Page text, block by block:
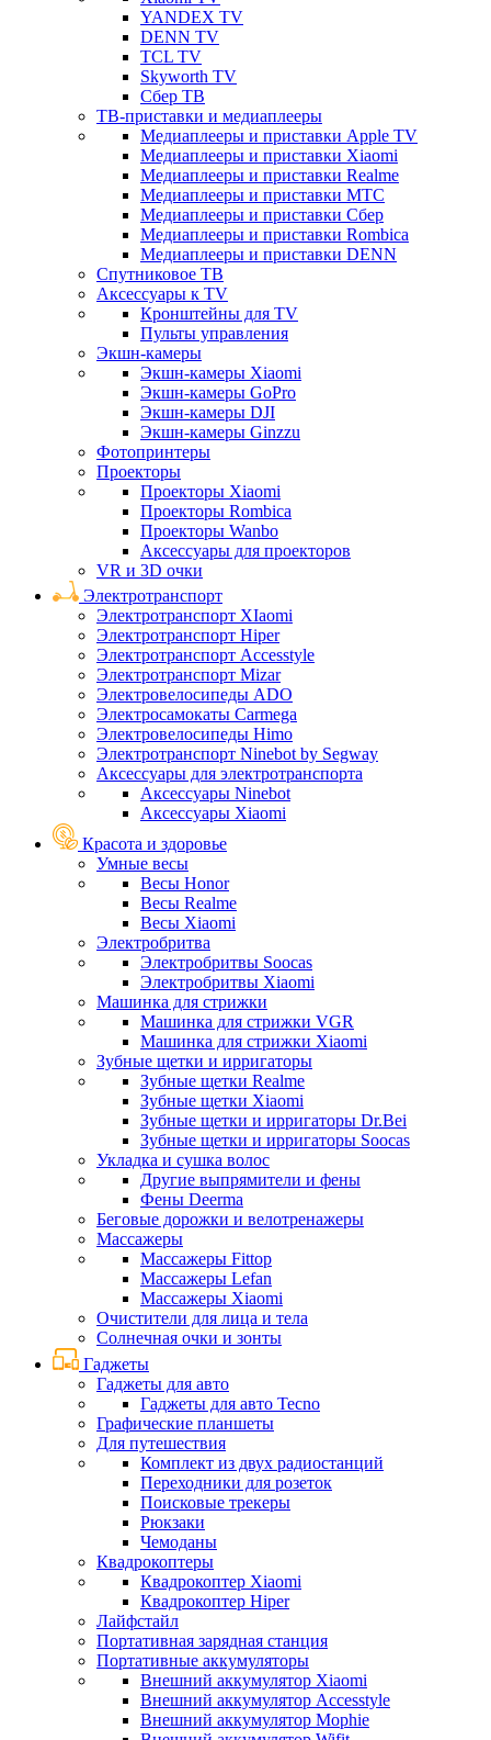
YANDEX TV
DENN TV
TCL TV
Skyworth TV
Сбер ТВ
ТВ-приставки и медиаплееры
Медиаплееры и приставки Apple TV
Медиаплееры и приставки Xiaomi
Медиаплееры и приставки Realme
Медиаплееры и приставки МТС
Медиаплееры и приставки Сбер
Медиаплееры и приставки Rombica
Медиаплееры и приставки DENN
Спутниковое ТВ
Аксессуары к TV
Кронштейны для TV
Пульты управления
Экшн-камеры
Экшн-камеры Xiaomi
Экшн-камеры GoPro
Экшн-камеры DJI
Экшн-камеры Ginzzu
Фотопринтеры
Проекторы
Проекторы Xiaomi
Проекторы Rombica
Проекторы Wanbo
Аксессуары для проекторов
VR и 3D очки
Электротранспорт
Электротранспорт XIaomi
Электротранспорт Hiper
Электротранспорт Accesstyle
Электротранспорт Mizar
Электровелосипеды ADO
Электросамокаты Carmega
Электровелосипеды Himo
Электротранспорт Ninebot by Segway
Аксессуары для электротранспорта
Аксессуары Ninebot
Аксессуары Xiaomi
Красота и здоровье
Умные весы
Весы Honor
Весы Realme
Весы Xiaomi
Электробритва
Электробритвы Soocas
Электробритвы Xiaomi
Машинка для стрижки
Машинка для стрижки VGR
Машинка для стрижки Xiaomi
Зубные щетки и ирригаторы
Зубные щетки Realme
Зубные щетки Xiaomi
Зубные щетки и ирригаторы Dr.Bei
Зубные щетки и ирригаторы Soocas
Укладка и сушка волос
Другие выпрямители и фены
Фены Deerma
Беговые дорожки и велотренажеры
Массажеры
Массажеры Fittop
Массажеры Lefan
Массажеры Xiaomi
Очистители для лица и тела
Солнечная очки и зонты
Гаджеты
Гаджеты для авто
Гаджеты для авто Tecno
Графические планшеты
Для путешествия
Комплект из двух радиостанций
Переходники для розеток
Поисковые трекеры
Рюкзаки
Чемоданы
Квадрокоптеры
Квадрокоптер Xiaomi
Квадрокоптер Hiper
Лайфстайл
Портативная зарядная станция
Портативные аккумуляторы
Внешний аккумулятор Xiaomi
Внешний аккумулятор Accesstyle
Внешний аккумулятор Mophie